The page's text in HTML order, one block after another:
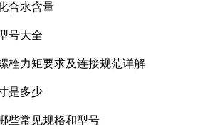
合水含量
号大全
栓力矩要求及连接规范详解
是多少
些常见规格和型号